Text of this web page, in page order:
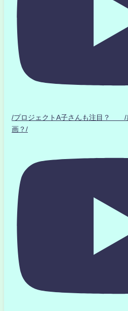
/プロジェクトA子さんも注目？ /
画？/